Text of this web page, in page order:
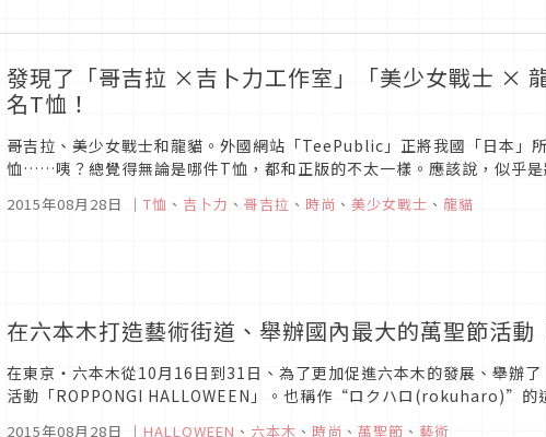
發現了「哥吉拉 ×吉卜力工作室」「美少女戰士 ×
名T恤！
哥吉拉、美少女戰士和龍貓。外國網站「TeePublic」正將我國「日本」
恤……咦？總覺得無論是哪件T恤，都和正版的不太一樣。應該說，似乎
2015年08月28日 ｜ T恤 、 吉卜力 、 哥吉拉 、 時尚 、 美少女戰士 、 龍貓
在六本木打造藝術街道、舉辦國內最大的萬聖節活動
在東京・六本木從10月16日到31日、為了更加促進六本木的發展、舉辦
活動「ROPPONGI HALLOWEEN」。也稱作“ロクハロ(rokuharo)”的
2015年08月28日 ｜ HALLOWEEN 、 六本木 、 時尚 、 萬聖節 、 藝術